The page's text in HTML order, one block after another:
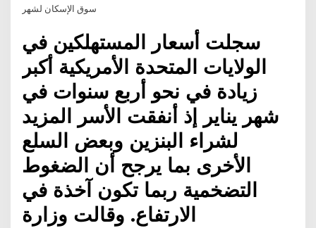
سوق الإسكان لشهر
سجلت أسعار المستهلكين في
الولايات المتحدة الأمريكية أكبر
زيادة في نحو أربع سنوات في
شهر يناير إذ أنفقت الأسر المزيد
لشراء البنزين وبعض السلع
الأخرى بما يرجح أن الضغوط
التضخمية ربما تكون آخذة في
الارتفاع. وقالت وزارة